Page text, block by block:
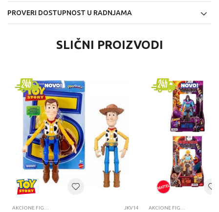
PROVERI DOSTUPNOST U RADNJAMA
SLIČNI PROIZVODI
AKCIONE FIGURE I SETOVI JKV14 AKCIONE FIGURE I SETOVI